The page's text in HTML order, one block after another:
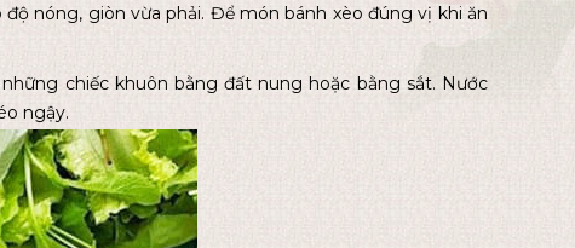
nóng, giòn vừa phải. Để món bánh xèo đúng vị khi ăn
chiếc khuôn bằng đất nung hoặc bằng sắt. Nước
ngậy.